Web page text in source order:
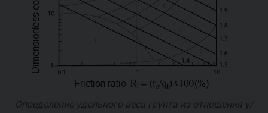
Определение удельного веса грунта из отношения γ/